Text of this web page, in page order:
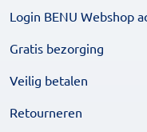
Login BENU Webshop
Gratis bezorging
Veilig betalen
Retourneren